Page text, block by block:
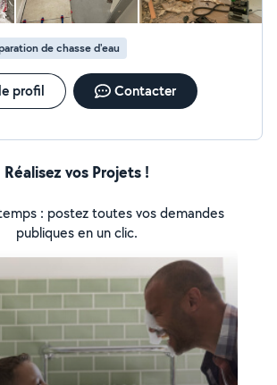
de chasse d'eau
profil Contacter
Réalisez vos Projets !
: postez toutes vos demandes
publiques en un clic.